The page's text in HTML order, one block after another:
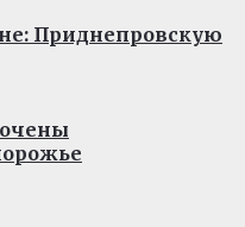
Приднепровскую